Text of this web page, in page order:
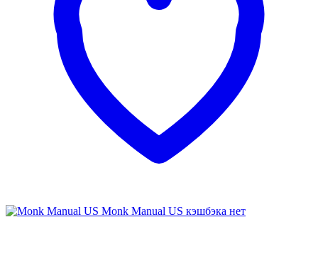
Monk Manual US кэшбэка нет